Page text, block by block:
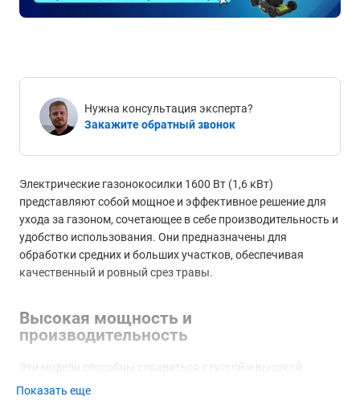
Нужна консультация эксперта?
Закажите обратный звонок
Электрические газонокосилки 1600 Вт (1,6 кВт)
представляют собой мощное и эффективное решение для
ухода за газоном, сочетающее в себе производительность и
удобство использования. Они предназначены для
обработки средних и больших участков, обеспечивая
качественный и ровный срез травы.
Высокая мощность и
производительность
Эти модели способны справиться с густой и высокой
травой, а также с неровностями на участке. Запас
Показать еще